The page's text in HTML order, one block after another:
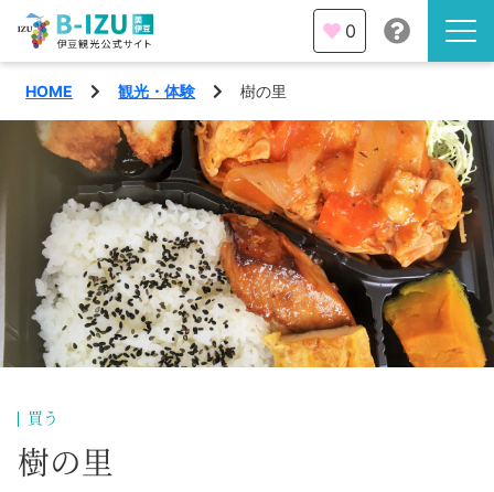
伊豆半島を知る
伊豆のみどころ
みる
あそぶ
あじわう
観光・体験
イベント
エリア
熱海市
特集
旅の計画
0
HOME 観光・体験 樹の里
買う
樹の里